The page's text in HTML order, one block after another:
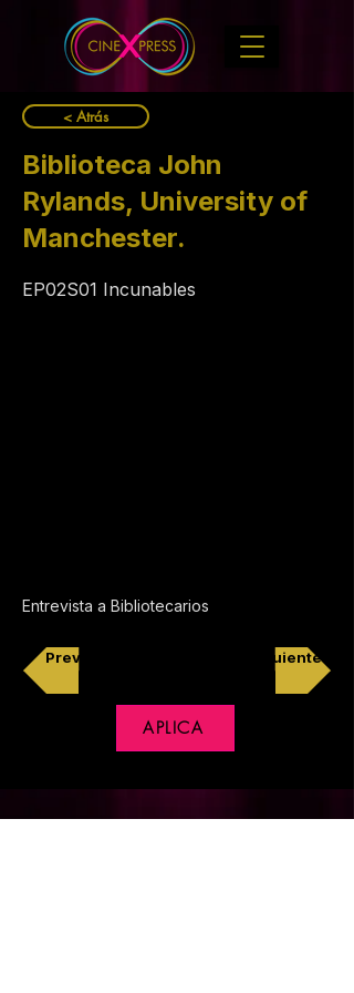
< Atrás
Biblioteca John
Rylands, University of
Manchester.
EP02S01 Incunables
Entrevista a Bibliotecarios
Previo Siguiente
APLICA